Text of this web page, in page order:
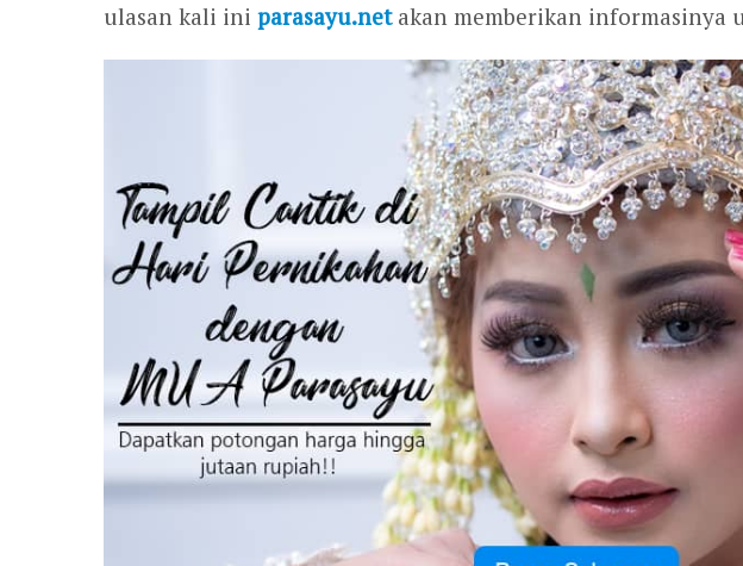
ulasan kali ini parasayu.netakan memberikan informasinya